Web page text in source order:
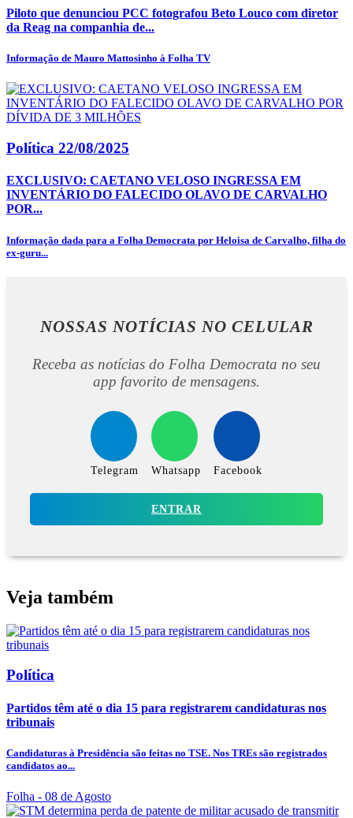
Piloto que denunciou PCC fotografou Beto Louco com diretor
da Reag na companhia de...
Informação de Mauro Mattosinho à Folha TV
Política 22/08/2025
EXCLUSIVO: CAETANO VELOSO INGRESSA EM
INVENTÁRIO DO FALECIDO OLAVO DE CARVALHO
POR...
Informação dada para a Folha Democrata por Heloisa de Carvalho, filha do
ex-guru...
NOSSAS NOTÍCIAS NO CELULAR
Receba as notícias do Folha Democrata no seu
app favorito de mensagens.
Telegram Whatsapp Facebook
ENTRAR
Veja também
Política
Partidos têm até o dia 15 para registrarem candidaturas nos
tribunais
Candidaturas à Presidência são feitas no TSE. Nos TREs são registrados
candidatos ao...
Folha - 08 de Agosto